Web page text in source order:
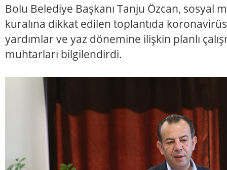
Bolu Belediye Başkanı Tanju Özcan, sosyal
kuralına dikkat edilen toplantıda
yardımlar ve yaz dönemine ilişkin planlı
muhtarları bilgilendirdi.